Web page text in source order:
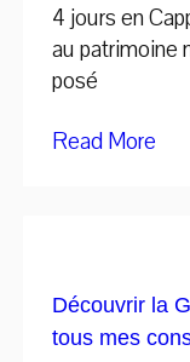
4 jours en
au patrimoine
posé
Read More
Découvrir la
tous mes